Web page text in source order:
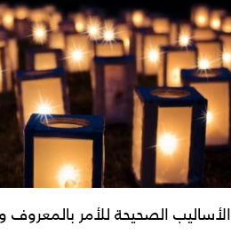
الأساليب الصحيحة للأمر بالمعروف